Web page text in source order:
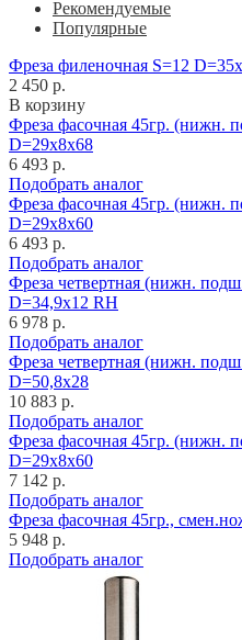
Рекомендуемые
Популярные
Фреза филеночная S=12
2 450 р.
В корзину
Фреза фасочная 45гр. (нижн.
D=29x8x68
6 493 р.
Подобрать аналог
Фреза фасочная 45гр. (нижн.
D=29x8x60
6 493 р.
Подобрать аналог
Фреза четвертная (нижн.
D=34,9x12 RH
6 978 р.
Подобрать аналог
Фреза четвертная (нижн.
D=50,8x28
10 883 р.
Подобрать аналог
Фреза фасочная 45гр. (нижн.
D=29x8x60
7 142 р.
Подобрать аналог
Фреза фасочная 45гр.,
5 948 р.
Подобрать аналог